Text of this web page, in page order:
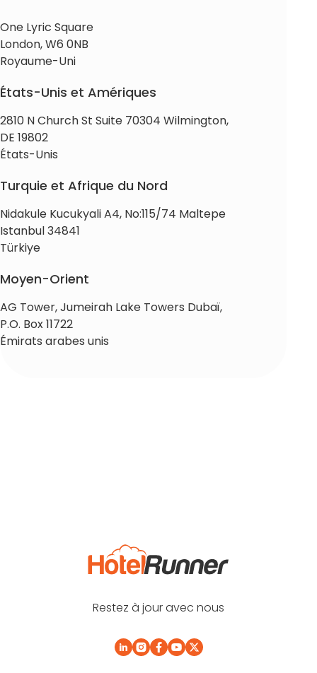
One Lyric Square
London, W6 0NB
Royaume-Uni
États-Unis et Amériques
2810 N Church St Suite 70304 Wilmington,
DE 19802
États-Unis
Turquie et Afrique du Nord
Nidakule Kucukyali A4, No:115/74 Maltepe
Istanbul 34841
Türkiye
Moyen-Orient
AG Tower, Jumeirah Lake Towers Dubaï,
P.O. Box 11722
Émirats arabes unis
Restez à jour avec nous